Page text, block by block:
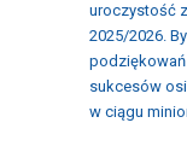
uroczystość
2025/2026.
sukcesów
w ciągu